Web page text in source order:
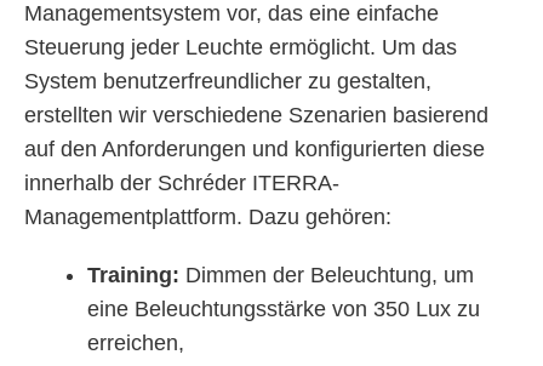
Managementsystem vor, das eine einfache
Steuerung jeder Leuchte ermöglicht. Um das
System benutzerfreundlicher zu gestalten,
erstellten wir verschiedene Szenarien basierend
auf den Anforderungen und konfigurierten diese
innerhalb der Schréder ITERRA-
Managementplattform. Dazu gehören:
Training: Dimmen der Beleuchtung, um
eine Beleuchtungsstärke von 350 Lux zu
erreichen,